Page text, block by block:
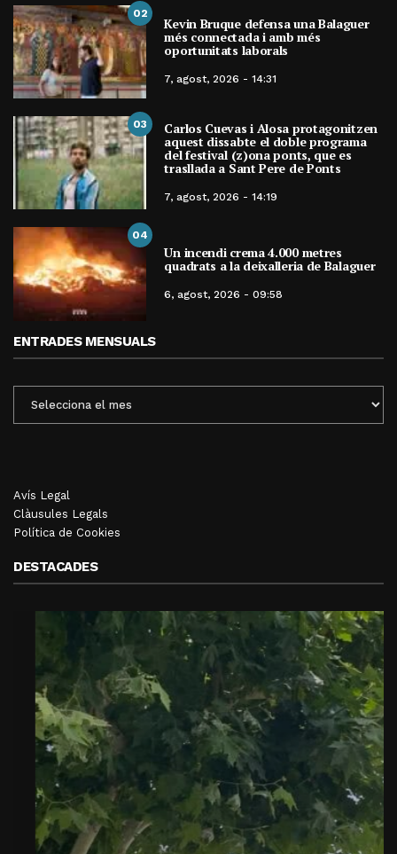
02
Kevin Bruque defensa una Balaguer
més connectada i amb més
oportunitats laborals
7, agost, 2026 - 14:31
03 Carlos Cuevas i Alosa protagonitzen
aquest dissabte el doble programa
del festival (z)ona ponts, que es
trasllada a Sant Pere de Ponts
7, agost, 2026 - 14:19
04
Un incendi crema 4.000 metres
quadrats a la deixalleria de Balaguer
6, agost, 2026 - 09:58
ENTRADES MENSUALS
MENSUALS
Avís Legal
Clàusules Legals
Política de Cookies
DESTACADES